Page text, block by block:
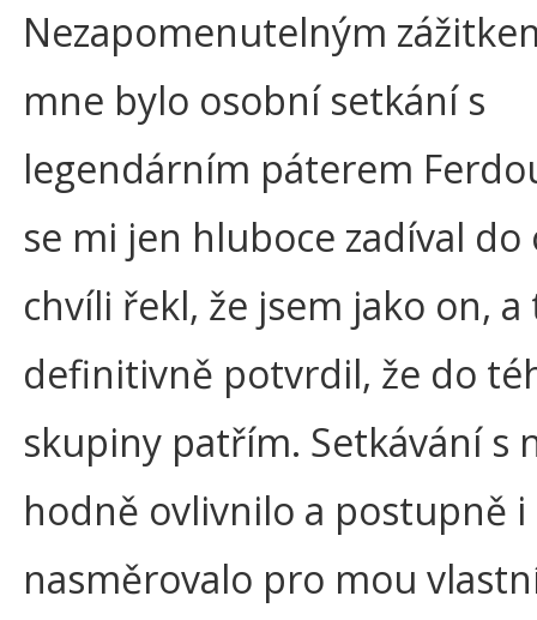
Nezapomenutelným
mne bylo osobní setkání s
legendárním páterem
se mi jen hluboce zadíval do
chvíli řekl, že jsem jako on,
definitivně potvrdil, že do
skupiny patřím. Setkávání s
hodně ovlivnilo a postupně i
nasměrovalo pro mou